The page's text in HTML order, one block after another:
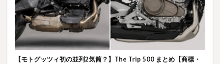
【モトグッツィ初の並列2気筒？】The Trip 500 まとめ【商標・